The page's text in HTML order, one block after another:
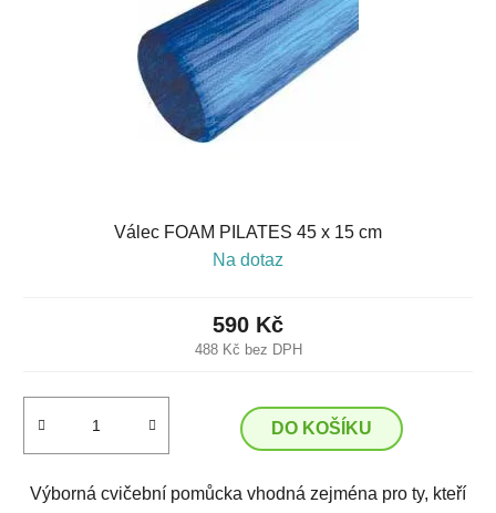
Válec FOAM PILATES 45 x 15 cm
Na dotaz
488 Kč bez DPH
590 Kč
DO KOŠÍKU
Výborná cvičební pomůcka vhodná zejména pro ty, kteří